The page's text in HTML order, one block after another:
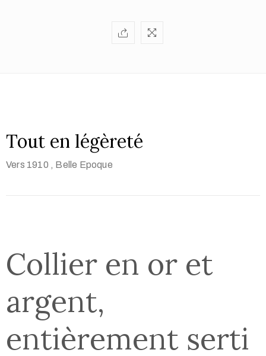
Tout en légèreté
Vers 1910 , Belle Epoque
Collier en or et
argent,
entièrement serti